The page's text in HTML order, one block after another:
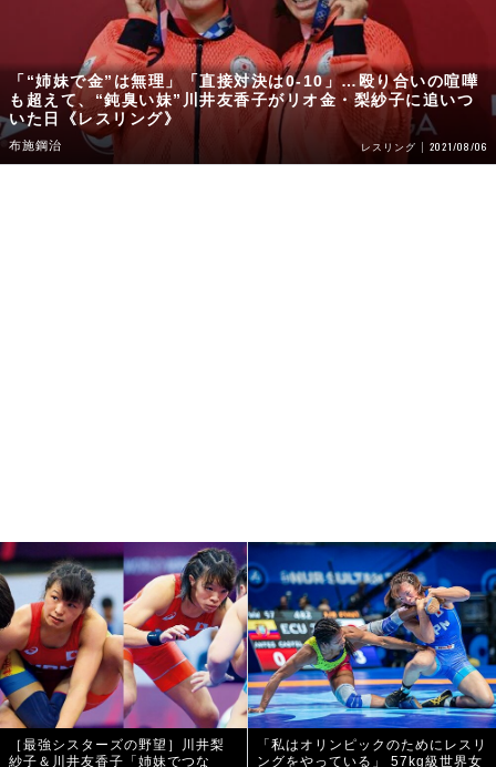
「“姉妹で金”は無理」「直接対決は0-10」…殴り合いの喧嘩
も超えて、“鈍臭い妹”川井友香子がリオ金・梨紗子に追いつ
いた日《レスリング》
布施鋼治 レスリング 2021/08/06
［最強シスターズの野望］川井梨
紗子＆川井友香子「姉妹でつな
「私はオリンピックのためにレスリ
ングをやっている」 57kg級世界女